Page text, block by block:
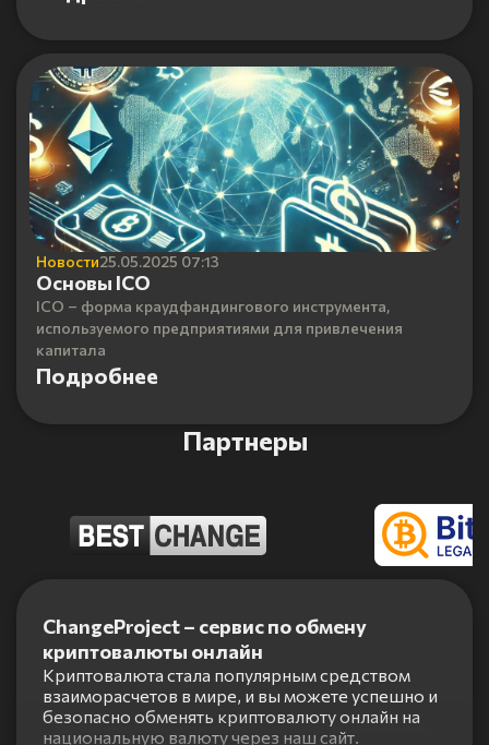
Новости25.05.2025 07:13
Основы ICO
ICO – форма краудфандингового инструмента,
используемого предприятиями для привлечения
капитала
Подробнее
Партнеры
ChangeProject – сервис по обмену
криптовалюты онлайн
Криптовалюта стала популярным средством
взаиморасчетов в мире, и вы можете успешно и
безопасно обменять криптовалюту онлайн на
национальную валюту через наш сайт.